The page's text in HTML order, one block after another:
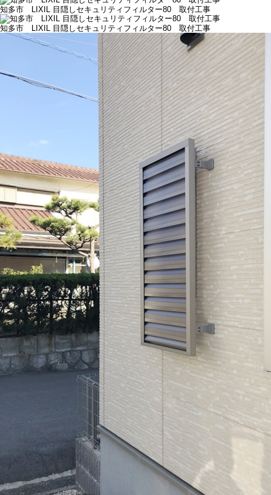
知多市 LIXIL 目隠しセキュリティフィルター80 取付工事
知多市 LIXIL 目隠しセキュリティフィルター80 取付工事